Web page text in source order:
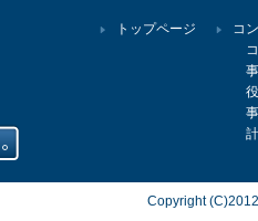
トップページ
コ
Copyright